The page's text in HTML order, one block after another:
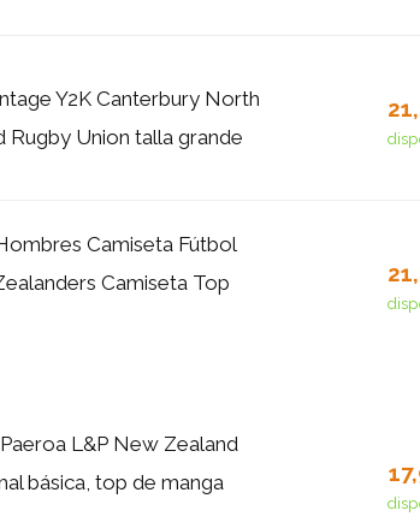
Y2K Canterbury North
Union talla grande
Camiseta Fútbol
Camiseta Top
L&P New Zealand
básica, top de manga